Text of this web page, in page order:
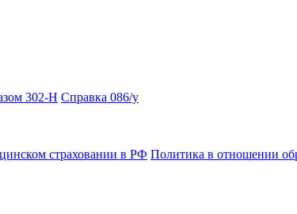
302-Н Справка 086/у
страховании в РФ Политика в отношении